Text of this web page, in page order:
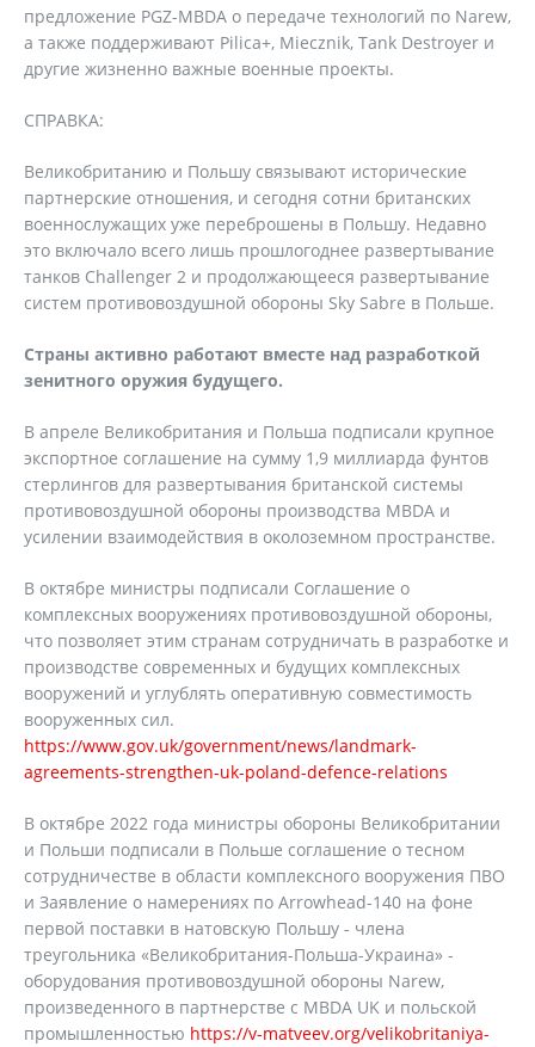
предложение PGZ-MBDA о передаче технологий по Narew,
а также поддерживают Pilica+, Miecznik, Tank Destroyer и
другие жизненно важные военные проекты.
СПРАВКА:
Великобританию и Польшу связывают исторические
партнерские отношения, и сегодня сотни британских
военнослужащих уже переброшены в Польшу. Недавно
это включало всего лишь прошлогоднее развертывание
танков Challenger 2 и продолжающееся развертывание
систем противовоздушной обороны Sky Sabre в Польше.
Страны активно работают вместе над разработкой
зенитного оружия будущего.
В апреле Великобритания и Польша подписали крупное
экспортное соглашение на сумму 1,9 миллиарда фунтов
стерлингов для развертывания британской системы
противовоздушной обороны производства MBDA и
усилении взаимодействия в околоземном пространстве.
В октябре министры подписали Соглашение о
комплексных вооружениях противовоздушной обороны,
что позволяет этим странам сотрудничать в разработке и
производстве современных и будущих комплексных
вооружений и углублять оперативную совместимость
вооруженных сил.
https://www.gov.uk/government/news/landmark-
agreements-strengthen-uk-poland-defence-relations
В октябре 2022 года министры обороны Великобритании
и Польши подписали в Польше соглашение о тесном
сотрудничестве в области комплексного вооружения ПВО
и Заявление о намерениях по Arrowhead-140 на фоне
первой поставки в натовскую Польшу - члена
треугольника «Великобритания-Польша-Украина» -
оборудования противовоздушной обороны Narew,
произведенного в партнерстве с MBDA UK и польской
промышленностью https://v-matveev.org/velikobritaniya-